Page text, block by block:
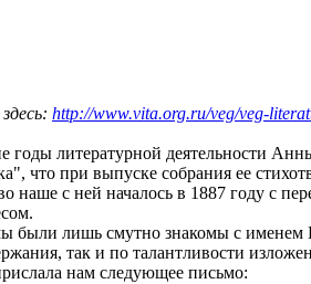
http://www.vita.org.ru/veg/veg-
годы литературной деятельности
что при выпуске собрания ее
наше с ней началось в 1887 году с
были лишь смутно знакомы с именем
так и по талантливости
нам следующее письмо: